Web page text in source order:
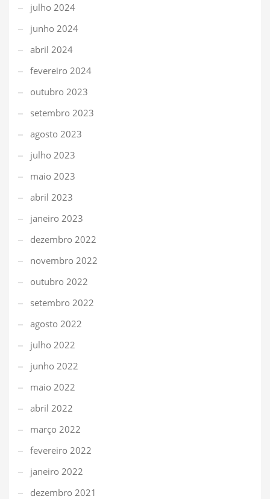
julho 2024
junho 2024
abril 2024
fevereiro 2024
outubro 2023
setembro 2023
agosto 2023
julho 2023
maio 2023
abril 2023
janeiro 2023
dezembro 2022
novembro 2022
outubro 2022
setembro 2022
agosto 2022
julho 2022
junho 2022
maio 2022
abril 2022
março 2022
fevereiro 2022
janeiro 2022
dezembro 2021